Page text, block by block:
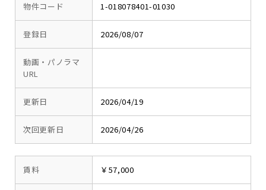
物件コード 1-018078401-01030
登録日 2026/08/07
動画・パノラマ
URL
更新日 2026/04/19
次回更新日 2026/04/26
賃料 ￥57,000